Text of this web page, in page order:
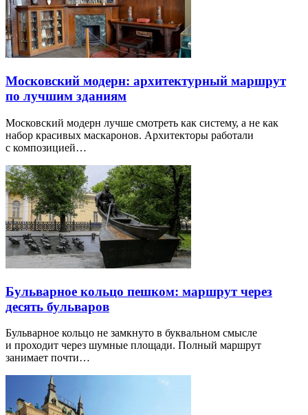
Московский модерн: архитектурный маршрут
по лучшим зданиям
Московский модерн лучше смотреть как систему, а не как
набор красивых маскаронов. Архитекторы работали
с композицией…
Бульварное кольцо пешком: маршрут через
десять бульваров
Бульварное кольцо не замкнуто в буквальном смысле
и проходит через шумные площади. Полный маршрут
занимает почти…